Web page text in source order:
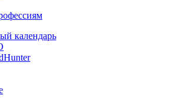
календарь